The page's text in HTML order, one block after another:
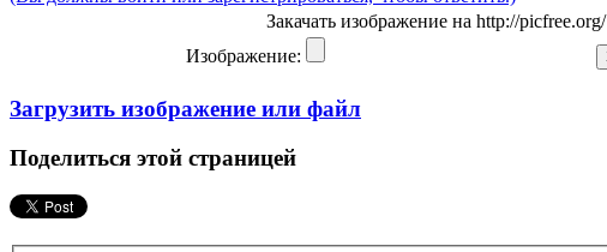
Закачать изображение на http://picfree.org/
Изображение:
Загрузить изображение или файл
Поделиться этой страницей